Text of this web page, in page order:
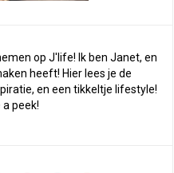
op J'life! Ik ben Janet, en
heeft! Hier lees je de
en een tikkeltje lifestyle!
a peek!